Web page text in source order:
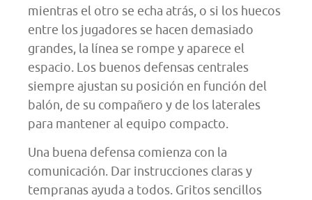
mientras el otro se echa atrás, o si los huecos
entre los jugadores se hacen demasiado
grandes, la línea se rompe y aparece el
espacio. Los buenos defensas centrales
siempre ajustan su posición en función del
balón, de su compañero y de los laterales
para mantener al equipo compacto.
Una buena defensa comienza con la
comunicación. Dar instrucciones claras y
tempranas ayuda a todos. Gritos sencillos